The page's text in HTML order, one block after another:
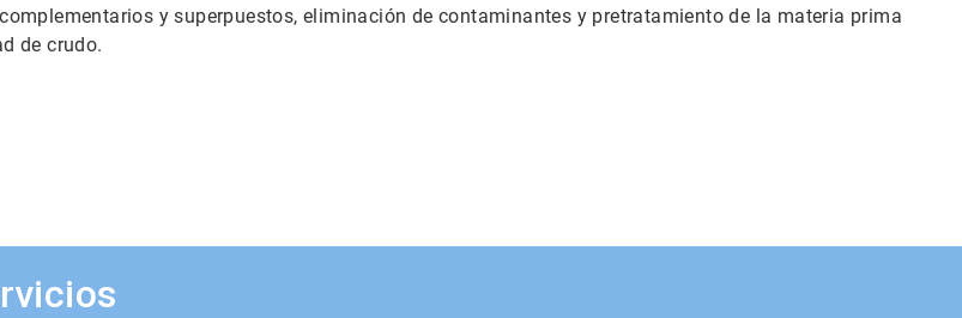
y superpuestos, eliminación de contaminantes y pretratamiento de la materia prima
de crudo.